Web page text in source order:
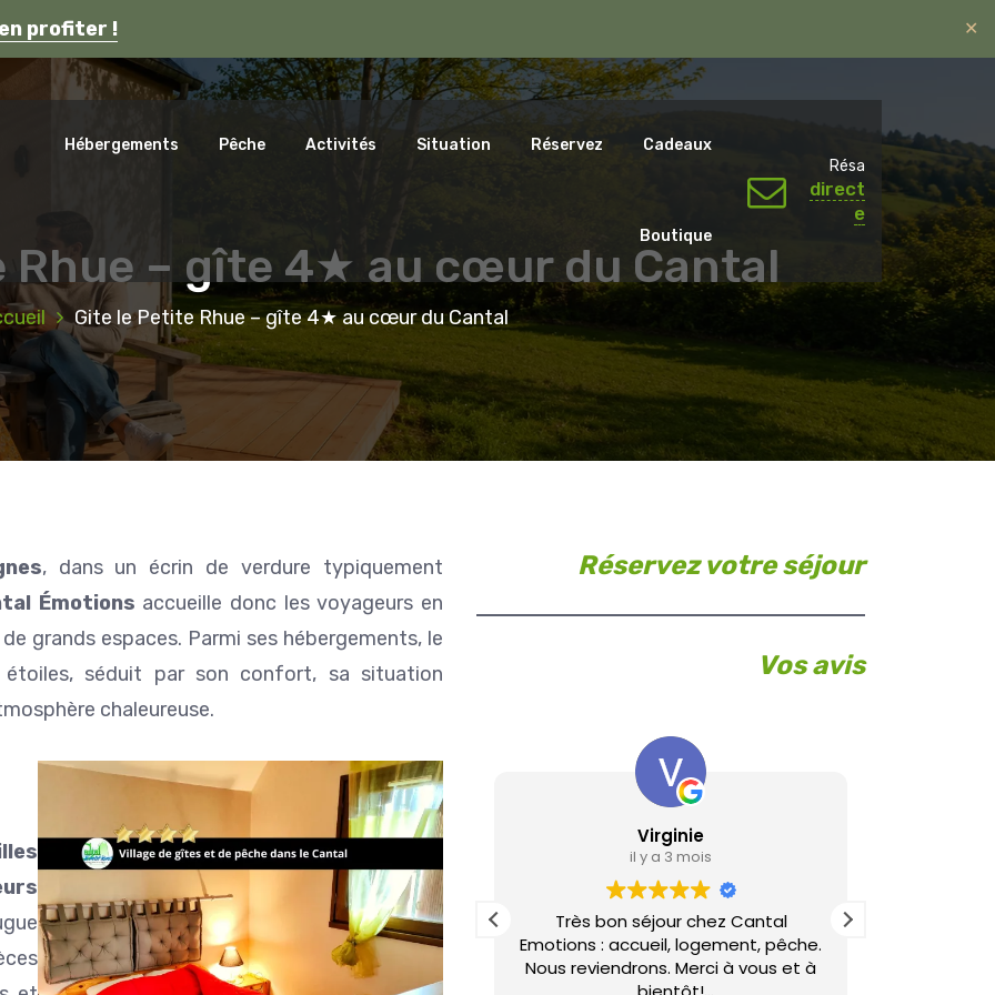
profiter ! ✕
Auvergne.
Hébergements Pêche Activités Situation Réservez Cadeaux
Boutique
Résa
direct
e
Rhue – gîte 4★ au cœur du Cantal
Gite le Petite Rhue – gîte 4★ au cœur du Cantal
, dans un écrin de verdure typiquement
Émotions accueille donc les voyageurs en
grands espaces. Parmi ses hébergements, le
séduit par son confort, sa situation
chaleureuse.
Réservez votre séjour
Vos avis
équipé
des
Louise Lavedrine
il y a 2 mois
Que dire de cet endroit qui est juste
magnifique un havre de PAIX pour se
ressourcer et décompresser en
Virginie
il y a 3 mois
Très bon séjour chez Cantal
Emotions : accueil, logement, pêche.
Nous reviendrons. Merci à vous et à